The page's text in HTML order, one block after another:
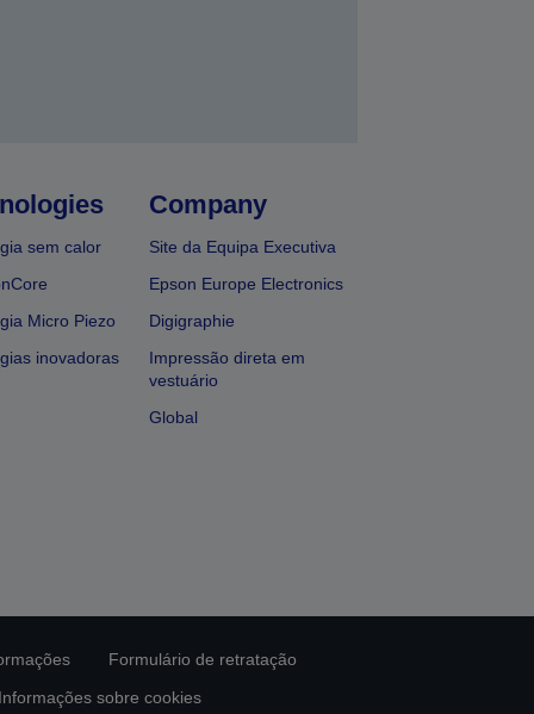
sem calor
Micro Piezo
inovadoras
Company
Site da Equipa Executiva
Epson Europe Electronics
Digigraphie
Impressão direta em
vestuário
Global
Formulário de retratação
Informações sobre cookies